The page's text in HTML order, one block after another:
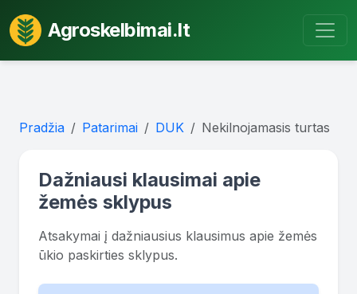
Agroskelbimai.lt
Pradžia Patarimai DUK Nekilnojamasis turtas
Dažniausi klausimai apie
žemės sklypus
Atsakymai į dažniausius klausimus apie žemės
ūkio paskirties sklypus.